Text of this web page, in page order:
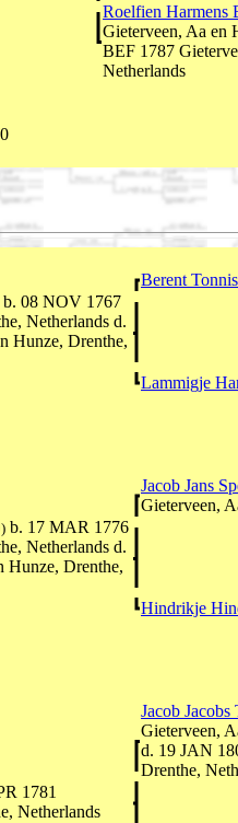
Roelfien Harmens
Gieterveen, Aa en
BEF 1787
Netherlands
Berent Tonnis
b. 08 NOV 1767
Netherlands d.
Hunze, Drenthe,
Lammigje
Jacob Jans
Gieterveen,
b. 17 MAR 1776
Netherlands d.
Hunze, Drenthe,
Hindrikje
Jacob Jacobs
Gieterveen,
d. 19 JAN
Drenthe,
1781
Netherlands